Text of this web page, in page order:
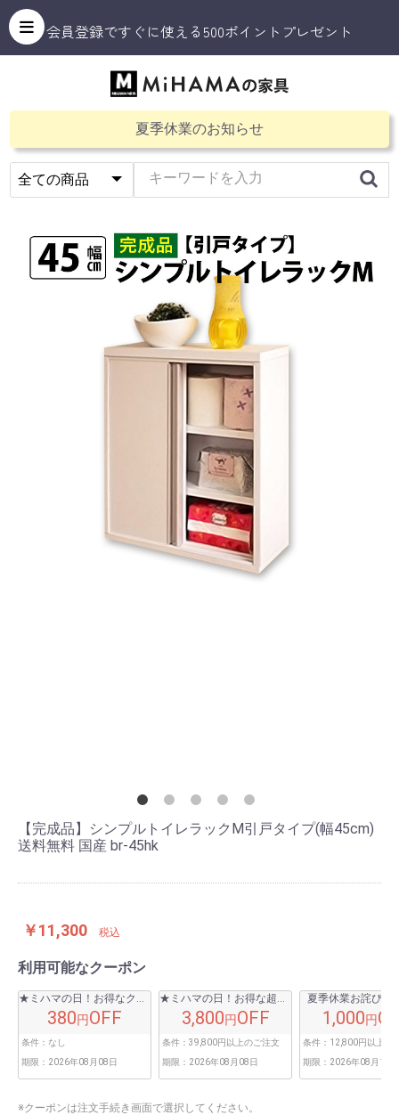
会員登録ですぐに使える500ポイントプレゼント
夏季休業のお知らせ
【完成品】シンプルトイレラックM引戸タイプ(幅45cm)
送料無料 国産 br-45hk
￥11,300 税込
利用可能なクーポン
380円OFF
条件： なし
期限： 2026年08月08日
3,800円OFF
条件： 39,800円以上のご注文
期限： 2026年08月08日
夏季休業お詫びク
1,000円
条件： 12,800円以上の
期限： 2026年08月16日
※クーポンは注文手続き画面で選択してください。